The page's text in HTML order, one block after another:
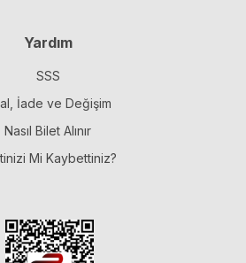
Yardım
SSS
İade ve Değişim
Nasıl Bilet Alınır
Mi Kaybettiniz?